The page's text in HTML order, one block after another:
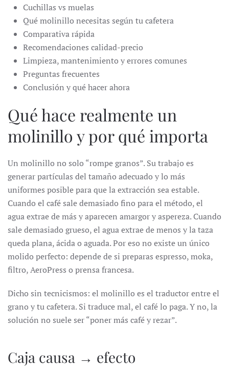
Cuchillas vs muelas
Qué molinillo necesitas según tu cafetera
Comparativa rápida
Recomendaciones calidad-precio
Limpieza, mantenimiento y errores comunes
Preguntas frecuentes
Conclusión y qué hacer ahora
Qué hace realmente un
molinillo y por qué importa
Un molinillo no solo “rompe granos”. Su trabajo es
generar partículas del tamaño adecuado y lo más
uniformes posible para que la extracción sea estable.
Cuando el café sale demasiado fino para el método, el
agua extrae de más y aparecen amargor y aspereza. Cuando
sale demasiado grueso, el agua extrae de menos y la taza
queda plana, ácida o aguada. Por eso no existe un único
molido perfecto: depende de si preparas espresso, moka,
filtro, AeroPress o prensa francesa.
Dicho sin tecnicismos: el molinillo es el traductor entre el
grano y tu cafetera. Si traduce mal, el café lo paga. Y no, la
solución no suele ser “poner más café y rezar”.
Caja causa → efecto